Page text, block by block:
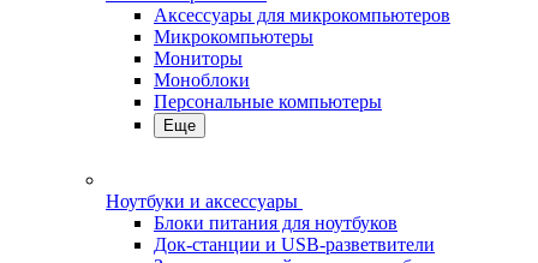
Аксессуары для микрокомпьютеров
Микрокомпьютеры
Мониторы
Моноблоки
Персональные компьютеры
Еще
Ноутбуки и аксессуары
Блоки питания для ноутбуков
Док-станции и USB-разветвители